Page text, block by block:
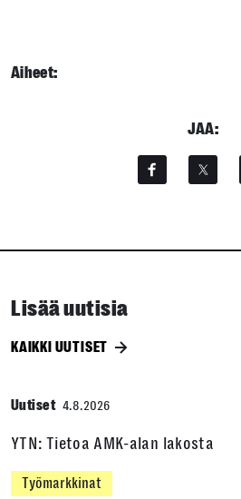
Aiheet:
JAA:
Lisää uutisia
KAIKKI UUTISET
Uutiset 4.8.2026
YTN: Tietoa AMK-alan lakosta
Työmarkkinat